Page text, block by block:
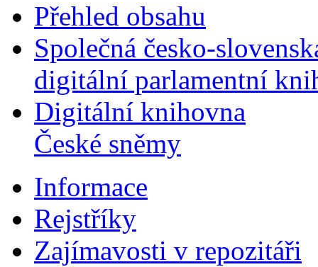
Přehled obsahu
Společná česko-
digitální parlamentní
Digitální knihovna
České sněmy
Informace
Rejstříky
Zajímavosti v repozitáři